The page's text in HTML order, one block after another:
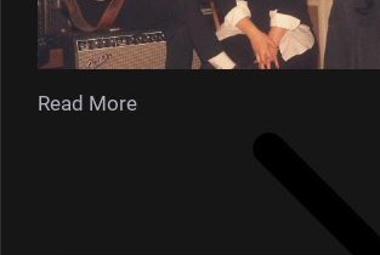
Read More